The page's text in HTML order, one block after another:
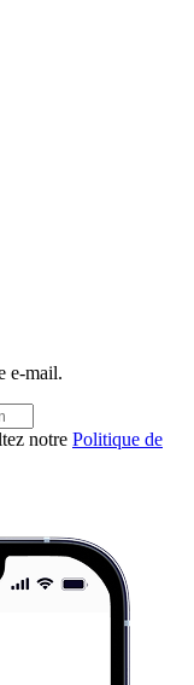
e-mail.
notre Politique de